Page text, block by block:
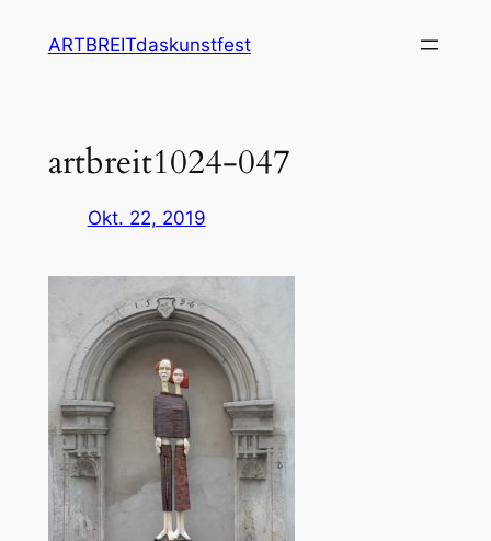
InhaltARTBREITdaskunstfest
artbreit1024-047
Okt. 22, 2019